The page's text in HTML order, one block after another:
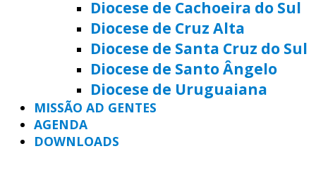
Diocese de Cachoeira do Sul
Diocese de Cruz Alta
Diocese de Santa Cruz do Sul
Diocese de Santo Ângelo
Diocese de Uruguaiana
MISSÃO AD GENTES
AGENDA
DOWNLOADS